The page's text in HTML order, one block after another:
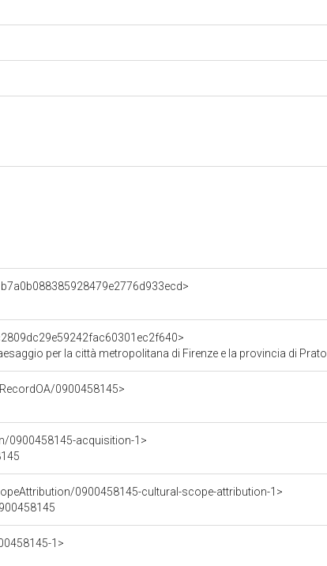
per la città metropolitana di Firenze e la provincia di Prato
0900458145>
acquisition-1>
0900458145-cultural-scope-attribution-1>
1>